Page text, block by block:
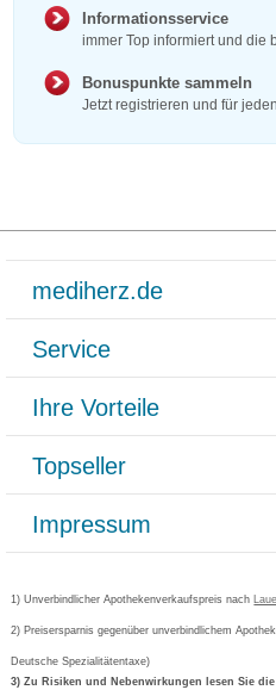
Informationsservice
immer Top informiert und die
Bonuspunkte sammeln
Jetzt registrieren und für
mediherz.de
Glossar
Häufig gestellte Fragen
Datenschutz
AGB
Cookie-Einstellungen
Vertrag widerrufen
Service
Rücksendemöglichkeit
Paketlieferstatus
Versandkosten
Bestellschein ausfüllen
Newsletteranmeldung
Ihre Vorteile
Rezeptlieferung
Bonusprogramm
Gutschein und Rabatte
Kundenbewertung
Topseller
Grippostad
Bepanthen
Formoline
Impressum
1) Unverbindlicher Apothekenverkaufspreis nach
2) Preisersparnis gegenüber unverbindlichem
Deutsche Spezialitätentaxe)
3) Zu Risiken und Nebenwirkungen lesen Sie